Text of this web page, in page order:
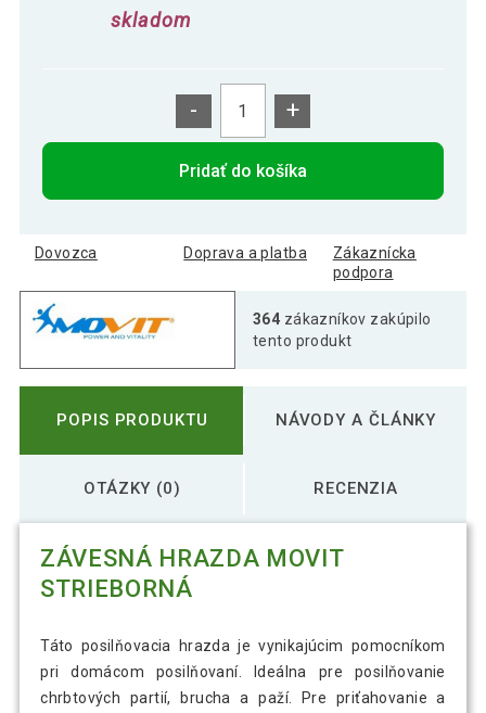
skladom
- +
Pridať do košíka
Dovozca Doprava a platba
Zákaznícka
podpora
364 zákazníkov zakúpilo
tento produkt
POPIS PRODUKTU NÁVODY A ČLÁNKY
OTÁZKY (0) RECENZIA
ZÁVESNÁ HRAZDA MOVIT
STRIEBORNÁ
Táto posilňovacia hrazda je vynikajúcim pomocníkom
pri domácom posilňovaní. Ideálna pre posilňovanie
chrbtových partií, brucha a paží. Pre priťahovanie a